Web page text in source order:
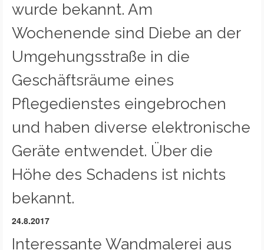
wurde bekannt. Am
Wochenende sind Diebe an der
Umgehungsstraße in die
Geschäftsräume eines
Pflegedienstes eingebrochen
und haben diverse elektronische
Geräte entwendet. Über die
Höhe des Schadens ist nichts
bekannt.
24.8.2017
Interessante Wandmalerei aus